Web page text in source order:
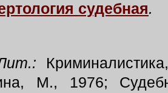
судебная.
М., 1976;